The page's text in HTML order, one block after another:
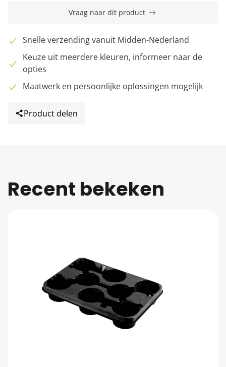
Vraag naar dit product
Snelle verzending vanuit Midden-Nederland
Keuze uit meerdere kleuren, informeer naar de
opties
Maatwerk en persoonlijke oplossingen mogelijk
Product delen
Recent bekeken